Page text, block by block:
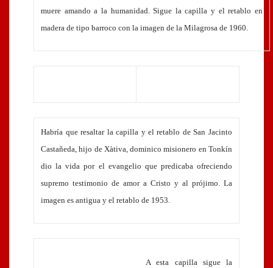
muere amando a la humanidad. Sigue la capilla y el retablo en
madera de tipo barroco con la imagen de la Milagrosa de 1960.
Habría que resaltar la capilla y el retablo de San Jacinto
Castañeda, hijo de Xàtiva, dominico misionero en Tonkín
dio la vida por el evangelio que predicaba ofreciendo
supremo testimonio de amor a Cristo y al prójimo. La
imagen es antigua y el retablo de 1953.
A esta capilla sigue la